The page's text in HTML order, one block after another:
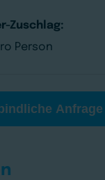
Zuschlag:
Person